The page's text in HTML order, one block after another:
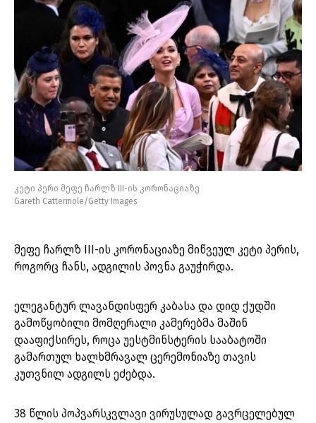
კეტი პერი მეფე ჩარლზ III-ის კორონაციაზე
Gareth Cattermole/Getty Images
მეფე ჩარლზ III-ის კორონაციაზე მიწვეულ კეტი პერის,
როგორც ჩანს, ადგილის პოვნა გაუჭირდა.
ელეგანტურ ლავანდისფერ კაბასა და დიდ ქუდში
გამოწყობილი მომღერალი კამერებმა მაშინ
დააფიქსირეს, როცა უესტმინსტერის სააბატოში
გამართულ ხალხმრავალ ცერემონიაზე თავის
კუთვნილ ადგილს ეძებდა.
38 წლის პოპვარსკვლავი ვირუსულად გავრცელებულ